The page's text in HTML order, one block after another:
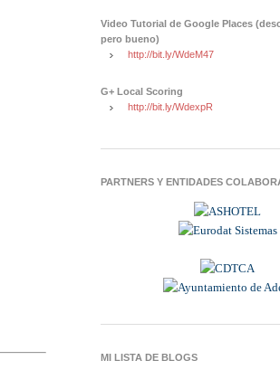
Video Tutorial de Google Places
pero bueno)
http://bit.ly/WdeM47
G+ Local Scoring
http://bit.ly/WdexpR
PARTNERS Y ENTIDADES
MI LISTA DE BLOGS